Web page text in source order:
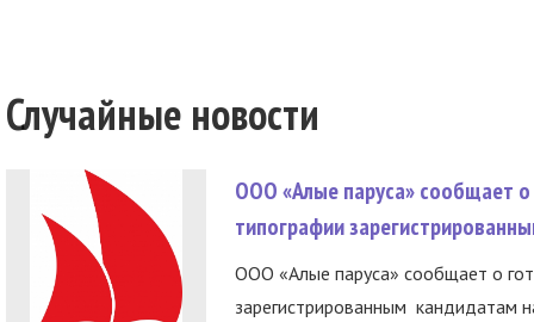
Случайные новости
ООО «Алые паруса» сообщает о
типографии
ООО «Алые паруса» сообщает о
зарегистрированным кандидатам